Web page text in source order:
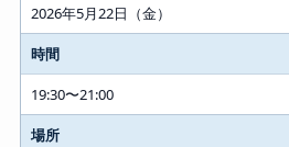
2026年5月22日（金）
時間
19:30〜21:00
場所